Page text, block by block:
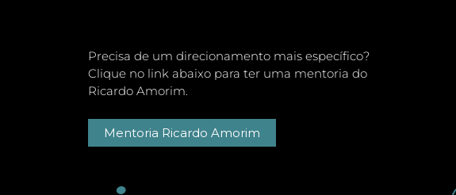
Precisa de um direcionamento mais específico?
Clique no link abaixo para ter uma mentoria do
Ricardo Amorim.
Mentoria Ricardo Amorim